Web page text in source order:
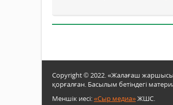
Copyright © 2022. «Жалағаш
қорғалған. Басылым бетіндегі
Меншік иесі:«Сыр медиа»ЖШС.